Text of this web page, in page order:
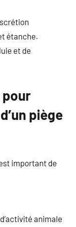
étanche.
et de
piège
important de
animale